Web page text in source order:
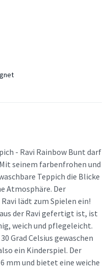
- Ravi Rainbow Bunt darf
seinem farbenfrohen und
Teppich die Blicke
Atmosphäre. Der
lädt zum Spielen ein!
der Ravi gefertigt ist, ist
weich und pflegeleicht.
Grad Celsius gewaschen
ein Kinderspiel. Der
mm und bietet eine weiche